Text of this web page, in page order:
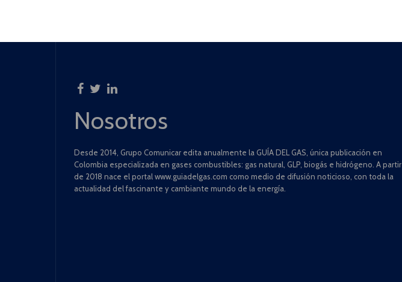
Nosotros
Desde 2014, Grupo Comunicar edita anualmente la GUÍA DEL GAS, única publicación en
Colombia especializada en gases combustibles: gas natural, GLP, biogás e hidrógeno. A partir
de 2018 nace el portal www.guiadelgas.com como medio de difusión noticioso, con toda la
actualidad del fascinante y cambiante mundo de la energía.